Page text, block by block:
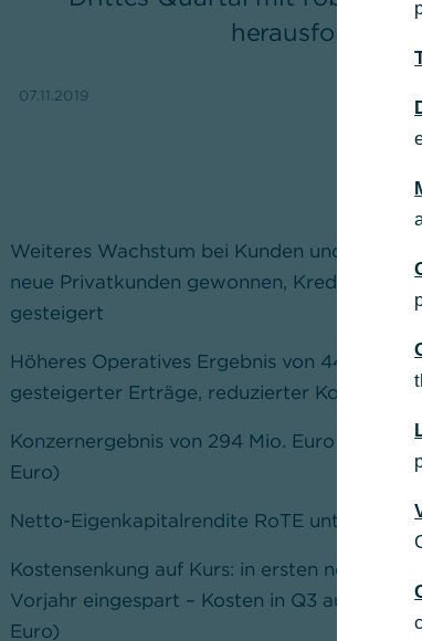
07.11.2019
Weiteres Wachstum bei Kunden und
neue Privatkunden gewonnen, Kredit- und
gesteigert
Höheres Operatives Ergebnis von 448 Mio.
gesteigerter Erträge, reduzierter Kosten
Konzernergebnis von 294 Mio. Euro
Euro)
Netto-Eigenkapitalrendite RoTE unter
Kostensenkung auf Kurs: in ersten neun
Vorjahr eingespart – Kosten in Q3 auf 1,62
Euro)